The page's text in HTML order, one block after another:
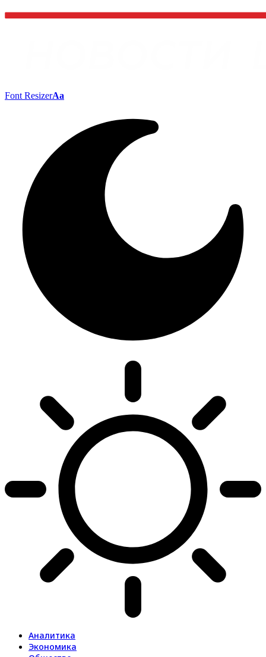
Font ResizerAa
Аналитика
Экономика